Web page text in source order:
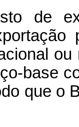
de
base
que o